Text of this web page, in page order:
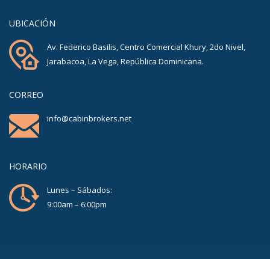
UBICACIÓN
Av. Federico Basilis, Centro Comercial Khury, 2do Nivel,
Jarabacoa, La Vega, República Dominicana.
CORREO
info@cabinbrokers.net
HORARIO
Lunes – Sábados:
9:00am – 6:00pm